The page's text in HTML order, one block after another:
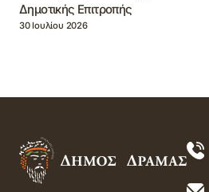
Δημοτικής Επιτροπής
30 Ιουλίου 2026